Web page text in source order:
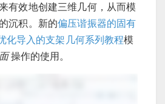
有效地创建三维几何，从而模
沉积。新的偏压谐振器的固有
化导入的支架几何系列教程模
操作的使用。